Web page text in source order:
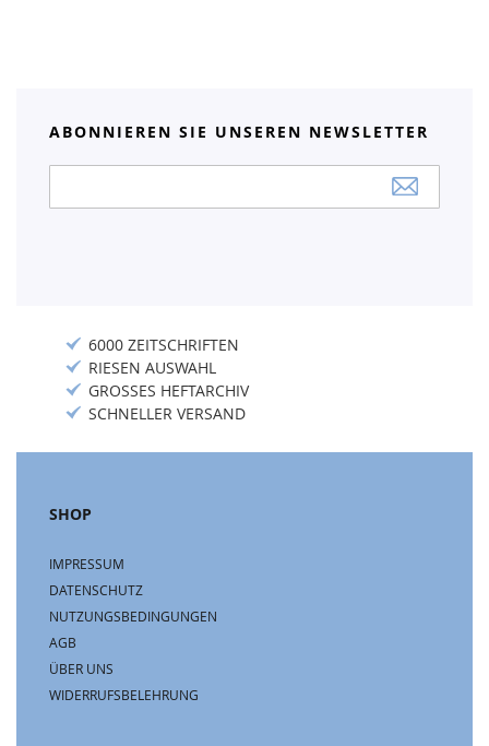
ABONNIEREN SIE UNSEREN NEWSLETTER
Newsletter:
6000 ZEITSCHRIFTEN
RIESEN AUSWAHL
GROSSES HEFTARCHIV
SCHNELLER VERSAND
SHOP
IMPRESSUM
DATENSCHUTZ
NUTZUNGSBEDINGUNGEN
AGB
ÜBER UNS
WIDERRUFSBELEHRUNG